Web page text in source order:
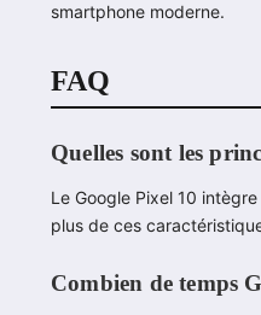
smartphone moderne.
FAQ
Quelles sont les
Le Google Pixel 10
plus de ces
Combien de temps